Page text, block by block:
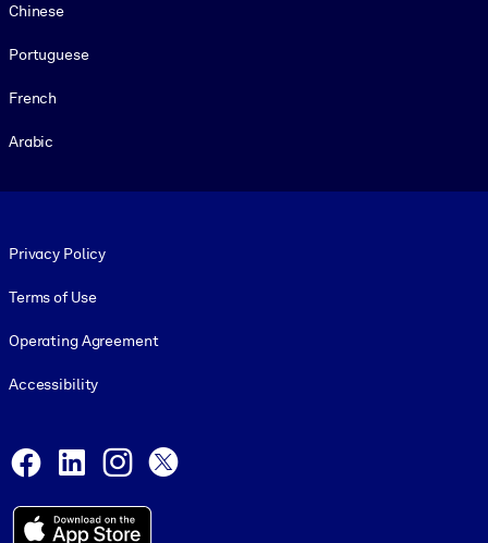
Chinese
Portuguese
French
Arabic
Privacy Policy
Terms of Use
Operating Agreement
Accessibility
Facebook
LinkedInInstagram